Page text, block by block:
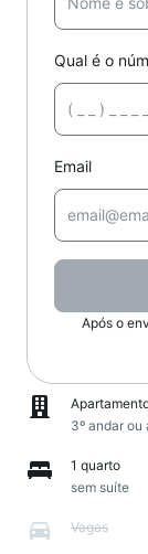
Qual é o
Email
Após o
3º andar ou
1 quarto
sem suíte
Vagas